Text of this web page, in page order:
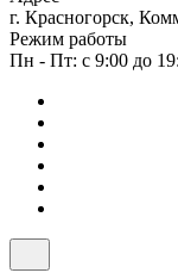
г. Красногорск,
Режим работы
Пн - Пт: с 9:00 до